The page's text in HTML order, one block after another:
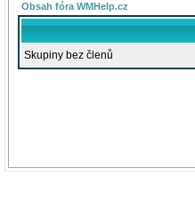
Obsah fóra WMHelp.cz
Skupiny bez členů